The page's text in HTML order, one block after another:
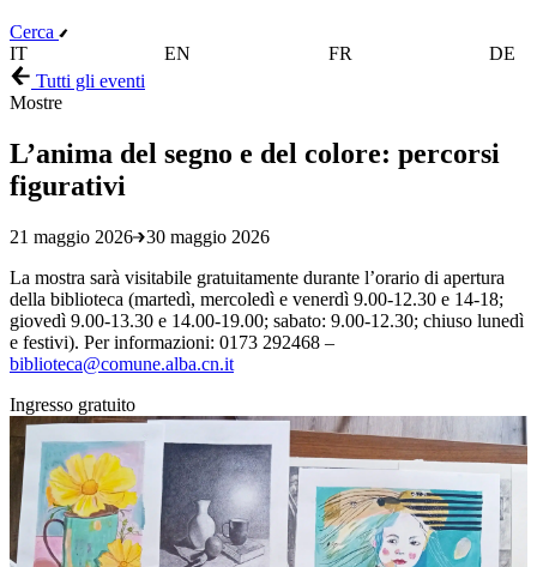
Cerca
IT
EN FR
DE
Tutti gli eventi
Mostre
L’anima del segno e del colore: percorsi
figurativi
21 maggio 2026
30 maggio 2026
La mostra sarà visitabile gratuitamente durante l’orario di apertura
della biblioteca (martedì, mercoledì e venerdì 9.00-12.30 e 14-18;
giovedì 9.00-13.30 e 14.00-19.00; sabato: 9.00-12.30; chiuso lunedì
e festivi). Per informazioni: 0173 292468 –
biblioteca@comune.alba.cn.it
Ingresso gratuito